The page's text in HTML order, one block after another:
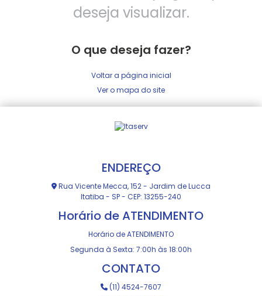
deseja visualizar.
O que deseja fazer?
Voltar a página inicial
Ver o mapa do site
ENDEREÇO
Rua Vicente Mecca, 152 - Jardim de Lucca
Itatiba - SP - CEP: 13255-240
Horário de ATENDIMENTO
Horário de ATENDIMENTO
Segunda à Sexta: 7:00h às 18:00h
CONTATO
(11) 4524-7607